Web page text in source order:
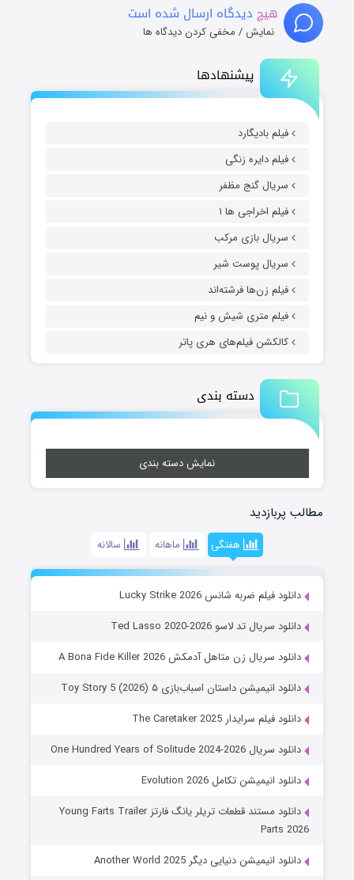
پیشنهادها
فیلم بادیگارد
فیلم دایره زنگی
سریال گنج مظفر
فیلم اخراجی ها ۱
سریال بازی مرکب
سریال پوست شیر
فیلم زن‌ها فرشته‌اند
فیلم متری شیش و نیم
کالکشن فیلم‌های هری پاتر
دسته بندی
نمایش دسته بندی
مطالب پربازدید
هفتگی ماهانه سالانه
دانلود فیلم ضربه شانس Lucky Strike 2026
دانلود سریال تد لاسو Ted Lasso 2020-2026
دانلود سریال زن متاهل آدمکش A Bona Fide Killer 2026
دانلود انیمیشن داستان اسباب‌بازی ۵ Toy Story 5 (2026)
دانلود فیلم سرایدار The Caretaker 2025
دانلود سریال One Hundred Years of Solitude 2024-2026
دانلود انیمیشن تکامل Evolution 2026
دانلود مستند قطعات تریلر یانگ فارتز Young Farts Trailer
Parts 2026
دانلود انیمیشن دنیایی دیگر Another World 2025
هیچ دیدگاه ارسال شده است
نمایش / مخفی کردن دیدگاه ها